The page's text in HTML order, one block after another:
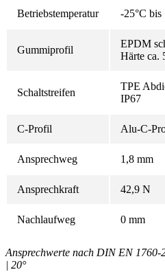
Betriebstemperatur -25°C bis
Gummiprofil
EPDM
Härte ca.
Schaltstreifen
TPE
IP67
C-Profil Alu-C-
Ansprechweg 1,8 mm
Ansprechkraft 42,9 N
Nachlaufweg 0 mm
Ansprechwerte nach DIN EN 1760-
| 20°